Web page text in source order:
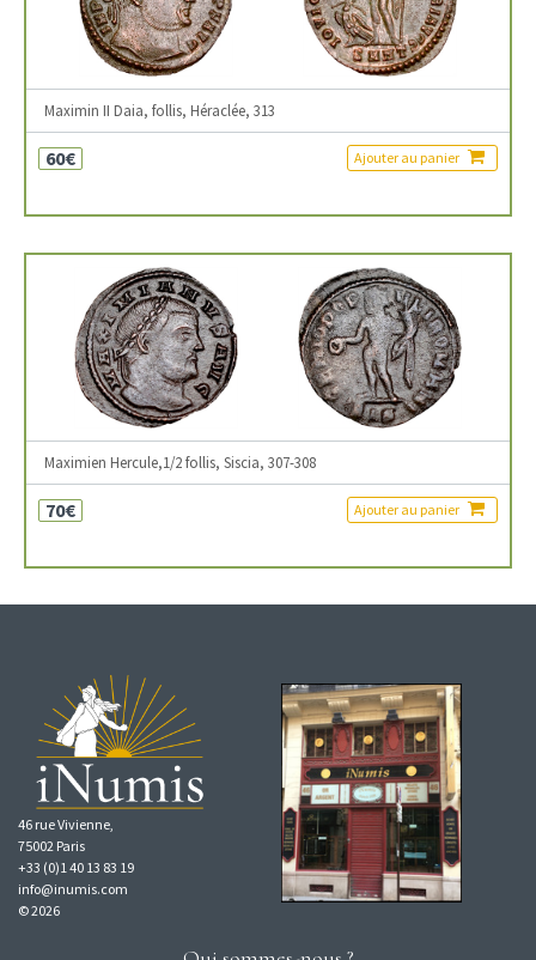
Maximin II Daia, follis, Héraclée, 313
60€ Ajouter au panier
Maximien Hercule,1/2 follis, Siscia, 307-308
70€ Ajouter au panier
46 rue Vivienne,
75002 Paris
+33 (0)1 40 13 83 19
info@inumis.com
© 2026